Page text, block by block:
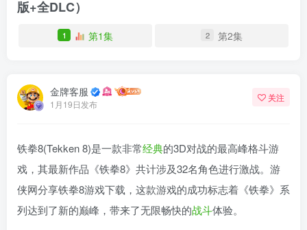
版+全DLC）
1 第1集 2 第2集
金牌客服
1月19日发布
关注
铁拳8(Tekken 8)是一款非常经典的3D对战的最高峰格斗游
戏，其最新作品《铁拳8》共计涉及32名角色进行激战。游
侠网分享铁拳8游戏下载，这款游戏的成功标志着《铁拳》系
列达到了新的巅峰，带来了无限畅快的战斗体验。